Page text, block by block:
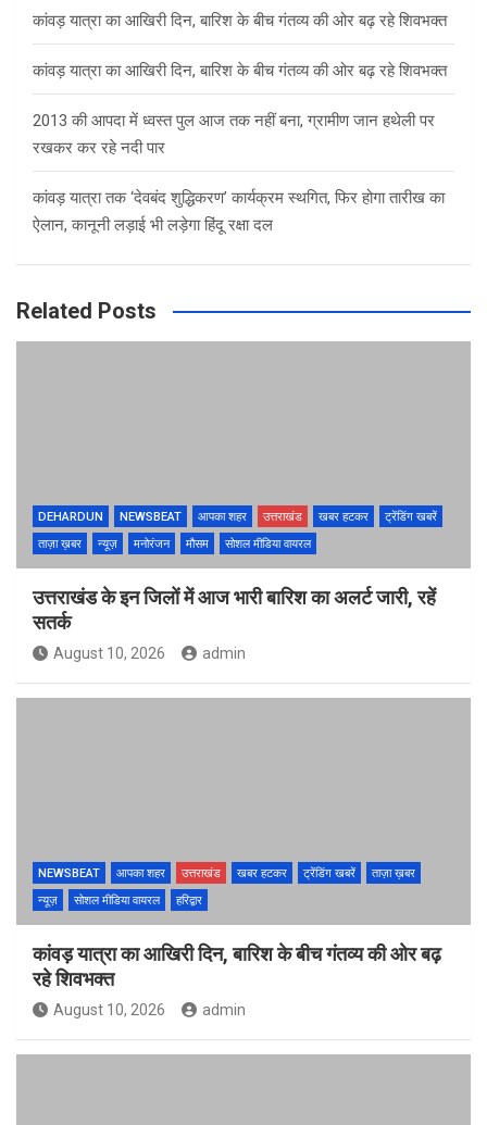
कांवड़ यात्रा का आखिरी दिन, बारिश के बीच गंतव्य की ओर बढ़ रहे शिवभक्त
कांवड़ यात्रा का आखिरी दिन, बारिश के बीच गंतव्य की ओर बढ़ रहे शिवभक्त
2013 की आपदा में ध्वस्त पुल आज तक नहीं बना, ग्रामीण जान हथेली पर
रखकर कर रहे नदी पार
कांवड़ यात्रा तक ‘देवबंद शुद्धिकरण’ कार्यक्रम स्थगित, फिर होगा तारीख का
ऐलान, कानूनी लड़ाई भी लड़ेगा हिंदू रक्षा दल
Related Posts
DEHARDUN NEWSBEAT आपका शहर उत्तराखंड खबर हटकर
ट्रेंडिंग खबरें
ताज़ा ख़बर
न्यूज़ मनोरंजन मौसम सोशल मीडिया वायरल
उत्तराखंड के इन जिलों में आज भारी बारिश का अलर्ट जारी, रहें
सतर्क
August 10, 2026 admin
NEWSBEAT आपका शहर उत्तराखंड खबर हटकर ट्रेंडिंग खबरें
ताज़ा ख़बर
न्यूज़
सोशल मीडिया वायरल हरिद्वार
कांवड़ यात्रा का आखिरी दिन, बारिश के बीच गंतव्य की ओर बढ़
रहे शिवभक्त
August 10, 2026 admin